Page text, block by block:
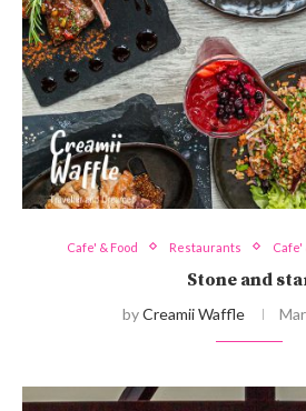
Cafe' & Food Restaurants Cafe'
Stone and
byCreamii Waffle